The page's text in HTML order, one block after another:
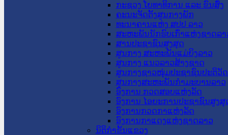
ກະຊວງ ໂຍທາທິການ ແລະ ຂົນສົ່ງ
ຄະນະຈັດຕັ້ງສູນກາງພັກ
ທະນາຄານແຫ່ງ ສປປ ລາວ
ສະຫະພັນນັກຮົບເກົ່າແຫ່ງຊາດລາ
ສານປະຊາຊົນສູງສຸດ
ສູນກາງ ສະຫະພັນແມ່ຍິງລາວ
ສູນກາງ ແນວລາວສ້າງຊາດ
ສູນກາງຊາວໜຸ່ມປະຊາຊົນປະຕິວັ
ສູນກາງສະຫະພັນກຳມະບານລາວ
ອົງການ ກວດສອບແຫ່ງລັດ
ອົງການ ໄອຍະການປະຊາຊົນສູງສຸ
ອົງການກວດກາແຫ່ງລັດ
ອົງການກາແດງແຫ່ງຊາດລາວ
ນິຕິກໍາຂັ້ນແຂວງ